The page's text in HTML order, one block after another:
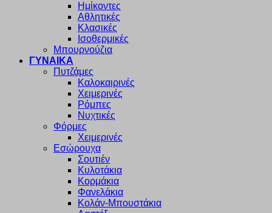
Ημίκοντες
Αθλητικές
Κλασικές
Ισοθερμικές
Μπουρνούζια
ΓΥΝΑΙΚΑ
Πυτζάμες
Καλοκαιρινές
Χειμερινές
Ρόμπες
Νυχτικές
Φόρμες
Χειμερινές
Εσώρουχα
Σουτιέν
Κυλοτάκια
Κορμάκια
Φανελάκια
Κολάν-Μπουστάκια